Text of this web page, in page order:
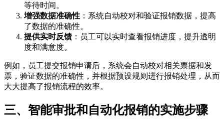
等待时间。
增强数据准确性 ：系统自动校对和验证报销数据，提高
了数据的准确性。
提供实时反馈 ：员工可以实时查看报销进度，提升透明
度和满意度。
例如，员工提交报销申请后，系统会自动校对相关票据和发
票，验证数据的准确性，并根据预设规则进行报销处理，从而
大大提高了报销流程的效率。
三、智能审批和自动化报销的实施步骤